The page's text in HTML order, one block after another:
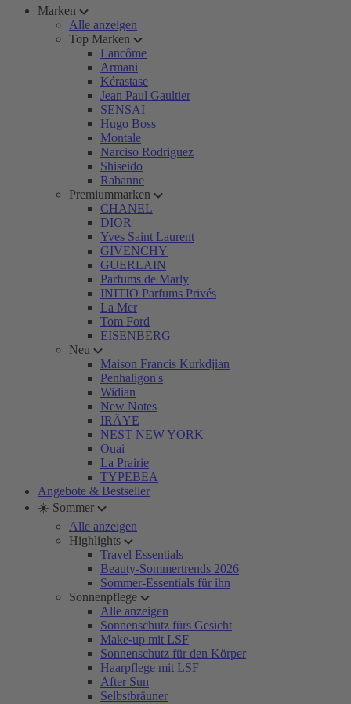
Marken
Alle anzeigen
Top Marken
Lancôme
Armani
Kérastase
Jean Paul Gaultier
SENSAI
Hugo Boss
Montale
Narciso Rodriguez
Shiseido
Rabanne
Premiummarken
CHANEL
DIOR
Yves Saint Laurent
GIVENCHY
GUERLAIN
Parfums de Marly
INITIO Parfums Privés
La Mer
Tom Ford
EISENBERG
Neu
Maison Francis Kurkdjian
Penhaligon's
Widian
New Notes
IRÄYE
NEST NEW YORK
Ouai
La Prairie
TYPEBEA
Angebote & Bestseller
☀️ Sommer
Alle anzeigen
Highlights
Travel Essentials
Beauty-Sommertrends 2026
Sommer-Essentials für ihn
Sonnenpflege
Alle anzeigen
Sonnenschutz fürs Gesicht
Make-up mit LSF
Sonnenschutz für den Körper
Haarpflege mit LSF
After Sun
Selbstbräuner